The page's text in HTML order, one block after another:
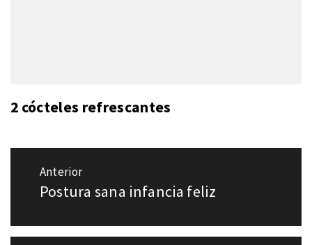
2 cócteles refrescantes
Navegación
Anterior
Entrada
Postura sana infancia feliz